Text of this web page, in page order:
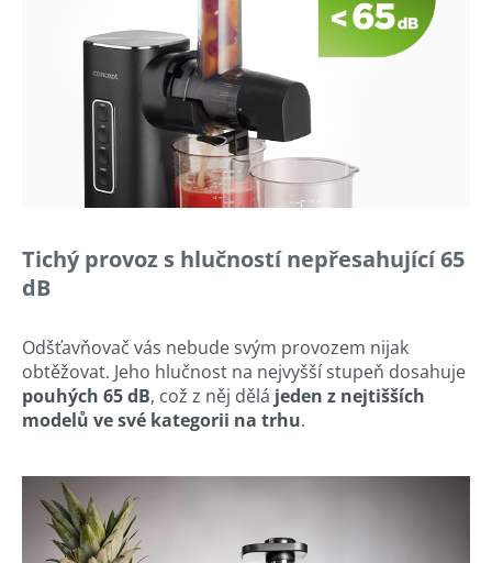
Tichý provoz s hlučností nepřesahující 65
dB
Odšťavňovač vás nebude svým provozem nijak
obtěžovat. Jeho hlučnost na nejvyšší stupeň dosahuje
pouhých 65 dB, což z něj dělá jeden z nejtišších
modelů ve své kategorii na trhu.